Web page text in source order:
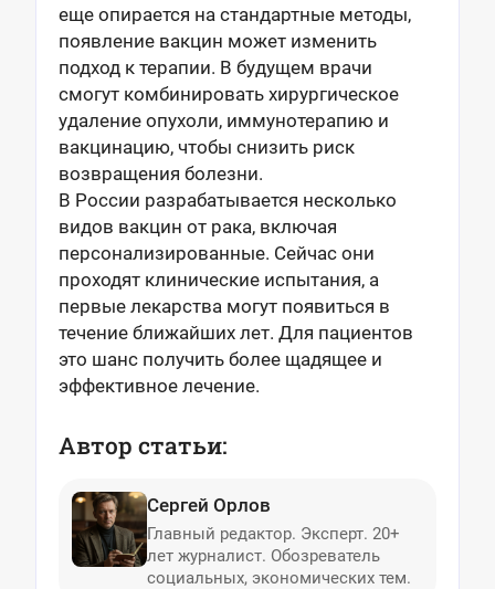
еще опирается на стандартные методы,
появление вакцин может изменить
подход к терапии. В будущем врачи
смогут комбинировать хирургическое
удаление опухоли, иммунотерапию и
вакцинацию, чтобы снизить риск
возвращения болезни.
В России разрабатывается несколько
видов вакцин от рака, включая
персонализированные. Сейчас они
проходят клинические испытания, а
первые лекарства могут появиться в
течение ближайших лет. Для пациентов
это шанс получить более щадящее и
эффективное лечение.
Автор статьи:
Сергей Орлов
Главный редактор. Эксперт. 20+
лет журналист. Обозреватель
социальных, экономических тем.